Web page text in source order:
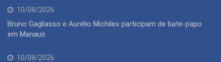
10/08/2026
Bruno Gagliasso e Aurélio Michiles participam de bate-papo
em Manaus
10/08/2026